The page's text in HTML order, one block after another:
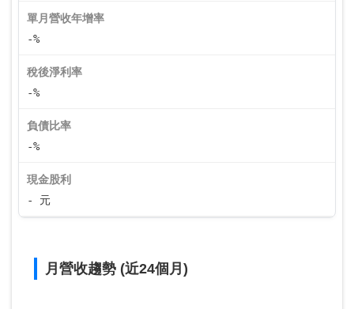
單月營收年增率
-%
稅後淨利率
-%
負債比率
-%
現金股利
- 元
月營收趨勢 (近24個月)